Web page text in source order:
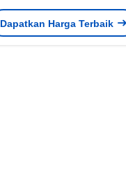
Sayuran Kotak lipat plastik
508x338x245mm
Dapatkan Harga Terbaik